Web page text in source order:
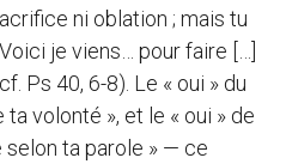
ni oblation ; mais tu
je viens… pour faire […]
Ps 40, 6-8). Le « oui » du
volonté », et le « oui » de
selon ta parole » — ce